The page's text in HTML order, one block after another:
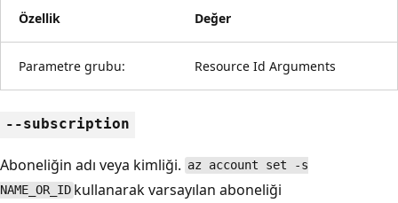
Özellik Değer
Parametre grubu: Resource Id Arguments
--subscription
Aboneliğin adı veya kimliği. az account set -s
NAME_OR_ID kullanarak varsayılan aboneliği